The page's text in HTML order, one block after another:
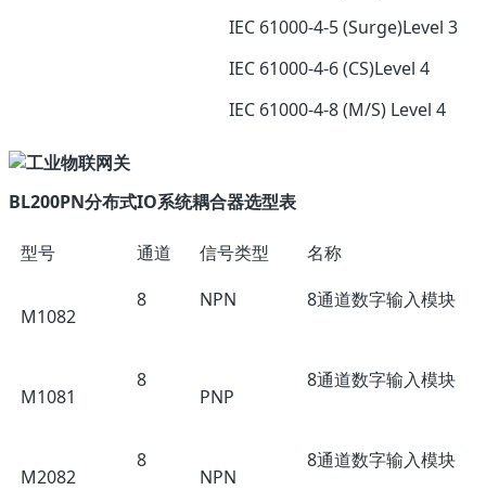
IEC 61000-4-5 (Surge)Level 3
IEC 61000-4-6 (CS)Level 4
IEC 61000-4-8 (M/S) Level 4
BL200PN分布式IO系统耦合器选型表
型号 通道 信号类型 名称
M1082
8 NPN 8通道数字输入模块
M1081
8
PNP
8通道数字输入模块
M2082
8
NPN
8通道数字输入模块